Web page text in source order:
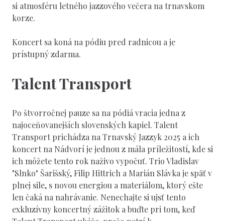
si atmosféru letného jazzového večera na trnavskom
korze.
Koncert sa koná na pódiu pred radnicou a je
prístupný zdarma.
Talent Transport
Po štvorročnej pauze sa na pódiá vracia jedna z
najoceňovanejších slovenských kapiel. Talent
Transport prichádza na Trnavský Jazzyk 2025 a ich
koncert na Nádvorí je jednou z mála príležitostí, kde si
ich môžete tento rok naživo vypočuť. Trio Vladislav
"Slnko" Šarišský, Filip Hittrich a Marián Slávka je späť v
plnej sile, s novou energiou a materiálom, ktorý ešte
len čaká na nahrávanie. Nenechajte si ujsť tento
exkluzívny koncertný zážitok a buďte pri tom, keď